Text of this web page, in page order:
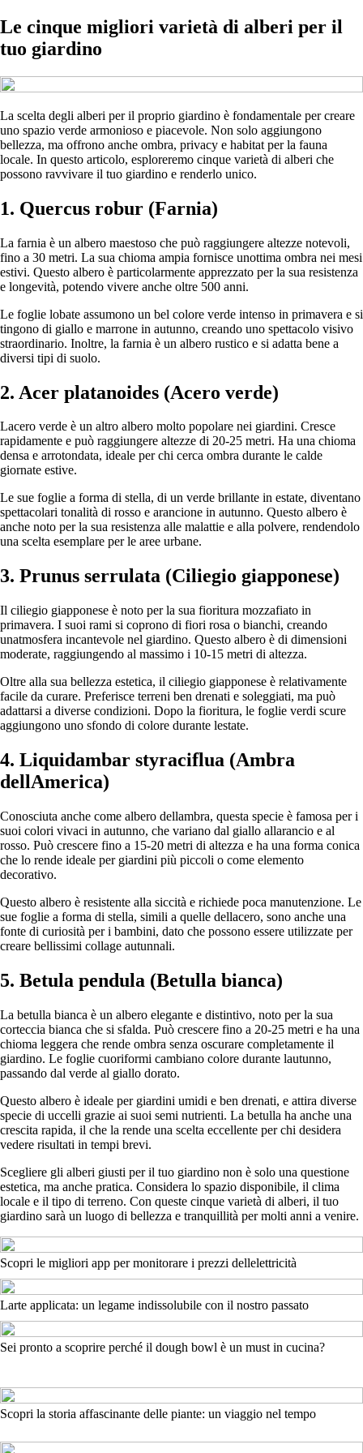
Le cinque migliori varietà di alberi per il
tuo giardino
La scelta degli alberi per il proprio giardino è fondamentale per creare
uno spazio verde armonioso e piacevole. Non solo aggiungono
bellezza, ma offrono anche ombra, privacy e habitat per la fauna
locale. In questo articolo, esploreremo cinque varietà di alberi che
possono ravvivare il tuo giardino e renderlo unico.
1. Quercus robur (Farnia)
La farnia è un albero maestoso che può raggiungere altezze notevoli,
fino a 30 metri. La sua chioma ampia fornisce unottima ombra nei mesi
estivi. Questo albero è particolarmente apprezzato per la sua resistenza
e longevità, potendo vivere anche oltre 500 anni.
Le foglie lobate assumono un bel colore verde intenso in primavera e si
tingono di giallo e marrone in autunno, creando uno spettacolo visivo
straordinario. Inoltre, la farnia è un albero rustico e si adatta bene a
diversi tipi di suolo.
2. Acer platanoides (Acero verde)
Lacero verde è un altro albero molto popolare nei giardini. Cresce
rapidamente e può raggiungere altezze di 20-25 metri. Ha una chioma
densa e arrotondata, ideale per chi cerca ombra durante le calde
giornate estive.
Le sue foglie a forma di stella, di un verde brillante in estate, diventano
spettacolari tonalità di rosso e arancione in autunno. Questo albero è
anche noto per la sua resistenza alle malattie e alla polvere, rendendolo
una scelta esemplare per le aree urbane.
3. Prunus serrulata (Ciliegio giapponese)
Il ciliegio giapponese è noto per la sua fioritura mozzafiato in
primavera. I suoi rami si coprono di fiori rosa o bianchi, creando
unatmosfera incantevole nel giardino. Questo albero è di dimensioni
moderate, raggiungendo al massimo i 10-15 metri di altezza.
Oltre alla sua bellezza estetica, il ciliegio giapponese è relativamente
facile da curare. Preferisce terreni ben drenati e soleggiati, ma può
adattarsi a diverse condizioni. Dopo la fioritura, le foglie verdi scure
aggiungono uno sfondo di colore durante lestate.
4. Liquidambar styraciflua (Ambra
dellAmerica)
Conosciuta anche come albero dellambra, questa specie è famosa per i
suoi colori vivaci in autunno, che variano dal giallo allarancio e al
rosso. Può crescere fino a 15-20 metri di altezza e ha una forma conica
che lo rende ideale per giardini più piccoli o come elemento
decorativo.
Questo albero è resistente alla siccità e richiede poca manutenzione. Le
sue foglie a forma di stella, simili a quelle dellacero, sono anche una
fonte di curiosità per i bambini, dato che possono essere utilizzate per
creare bellissimi collage autunnali.
5. Betula pendula (Betulla bianca)
La betulla bianca è un albero elegante e distintivo, noto per la sua
corteccia bianca che si sfalda. Può crescere fino a 20-25 metri e ha una
chioma leggera che rende ombra senza oscurare completamente il
giardino. Le foglie cuoriformi cambiano colore durante lautunno,
passando dal verde al giallo dorato.
Questo albero è ideale per giardini umidi e ben drenati, e attira diverse
specie di uccelli grazie ai suoi semi nutrienti. La betulla ha anche una
crescita rapida, il che la rende una scelta eccellente per chi desidera
vedere risultati in tempi brevi.
Scegliere gli alberi giusti per il tuo giardino non è solo una questione
estetica, ma anche pratica. Considera lo spazio disponibile, il clima
locale e il tipo di terreno. Con queste cinque varietà di alberi, il tuo
giardino sarà un luogo di bellezza e tranquillità per molti anni a venire.
Scopri le migliori app per monitorare i prezzi dellelettricità
Larte applicata: un legame indissolubile con il nostro passato
Sei pronto a scoprire perché il dough bowl è un must in cucina?
Scopri la storia affascinante delle piante: un viaggio nel tempo